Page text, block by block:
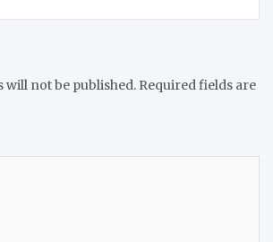
will not be published. Required fields are